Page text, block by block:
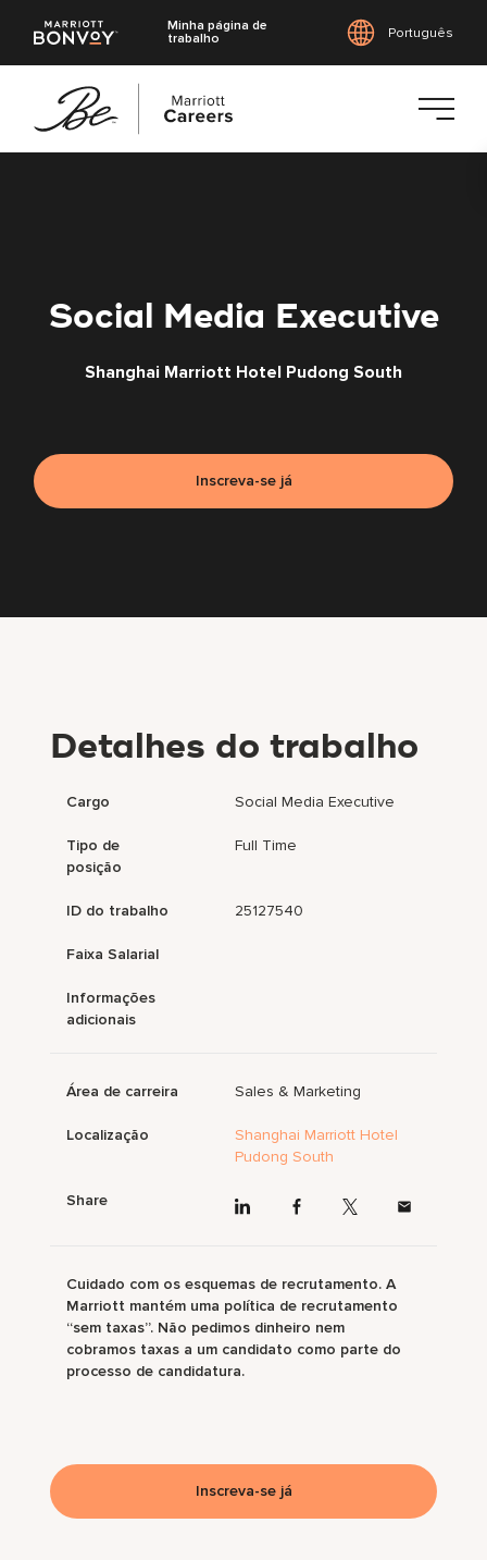
Minha página de
trabalho
Português
Social Media Executive
Shanghai Marriott Hotel Pudong South
Inscreva-se já
Detalhes do trabalho
Cargo Social Media Executive
Tipo de
posição
Full Time
ID do trabalho 25127540
Faixa Salarial
Informações
adicionais
Área de carreira Sales & Marketing
Localização
Shanghai Marriott Hotel
Pudong South
Share
Cuidado com os esquemas de recrutamento. A
Marriott mantém uma política de recrutamento
“sem taxas”. Não pedimos dinheiro nem
cobramos taxas a um candidato como parte do
processo de candidatura.
Inscreva-se já